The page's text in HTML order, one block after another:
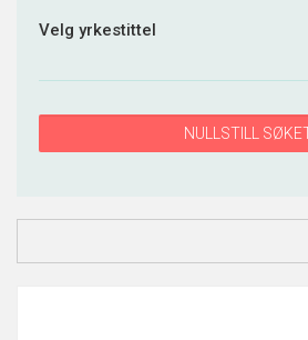
Velg yrkestittel
NULLSTILL